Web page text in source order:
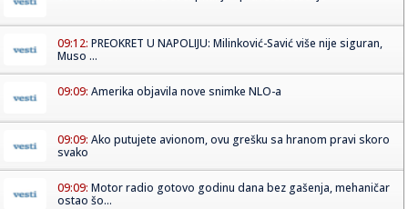
09:12: PREOKRET U NAPOLIJU: Milinković-Savić više nije siguran,
Muso ...
09:09: Amerika objavila nove snimke NLO-a
09:09: Ako putujete avionom, ovu grešku sa hranom pravi skoro
svako
09:09: Motor radio gotovo godinu dana bez gašenja, mehaničar
ostao šo...